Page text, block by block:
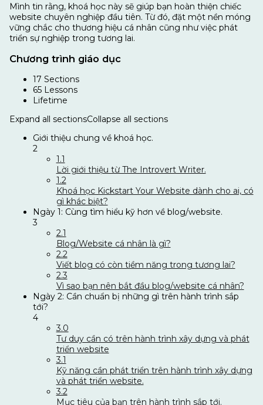
Mình tin rằng, khoá học này sẽ giúp bạn hoàn thiện chiếc
website chuyên nghiệp đầu tiên. Từ đó, đặt một nền móng
vững chắc cho thương hiệu cá nhân cũng như việc phát
triển sự nghiệp trong tương lai.
Chương trình giáo dục
17 Sections
65 Lessons
Lifetime
Expand all sectionsCollapse all sections
Giới thiệu chung về khoá học.
2
1.1
Lời giới thiệu từ The Introvert Writer.
1.2
Khoá học Kickstart Your Website dành cho ai, có
gì khác biệt?
Ngày 1: Cùng tìm hiểu kỹ hơn về blog/website.
3
2.1
Blog/Website cá nhân là gì?
2.2
Viết blog có còn tiềm năng trong tương lai?
2.3
Vì sao bạn nên bắt đầu blog/website cá nhân?
Ngày 2: Cần chuẩn bị những gì trên hành trình sắp
tới?
4
3.0
Tư duy cần có trên hành trình xây dựng và phát
triển website
3.1
Kỹ năng cần phát triển trên hành trình xây dựng
và phát triển website.
3.2
Mục tiêu của bạn trên hành trình sắp tới.